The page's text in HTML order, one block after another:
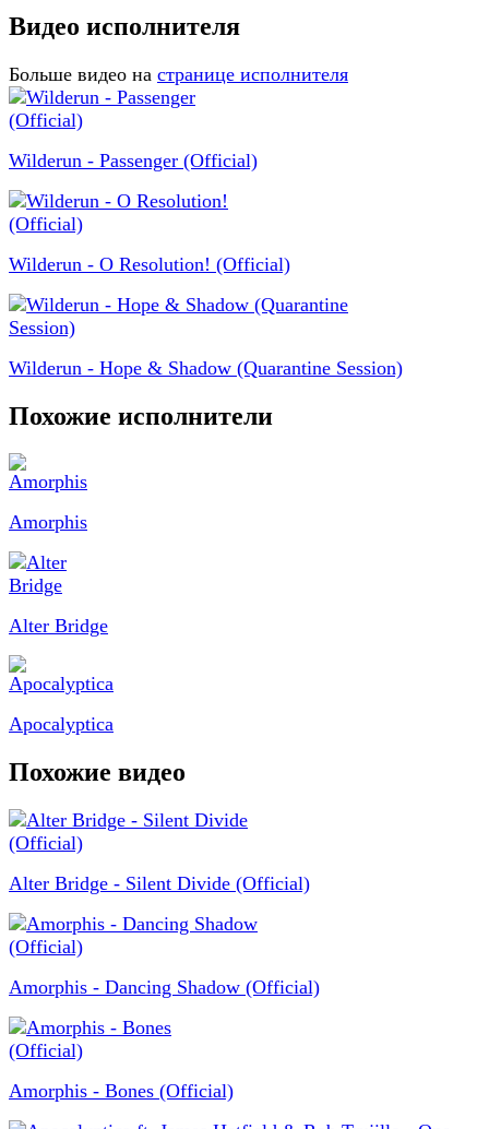
Видео исполнителя
Больше видео на странице исполнителя
Wilderun - Passenger (Official)
Wilderun - O Resolution! (Official)
Wilderun - Hope & Shadow (Quarantine Session)
Похожие исполнители
Amorphis
Alter Bridge
Apocalyptica
Похожие видео
Alter Bridge - Silent Divide (Official)
Amorphis - Dancing Shadow (Official)
Amorphis - Bones (Official)